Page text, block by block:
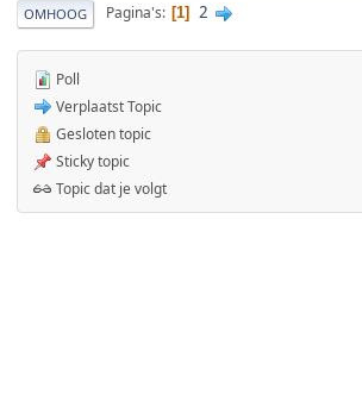
OMHOOG Pagina's 1 2
Poll
Verplaatst Topic
Gesloten topic
Sticky topic
Topic dat je volgt